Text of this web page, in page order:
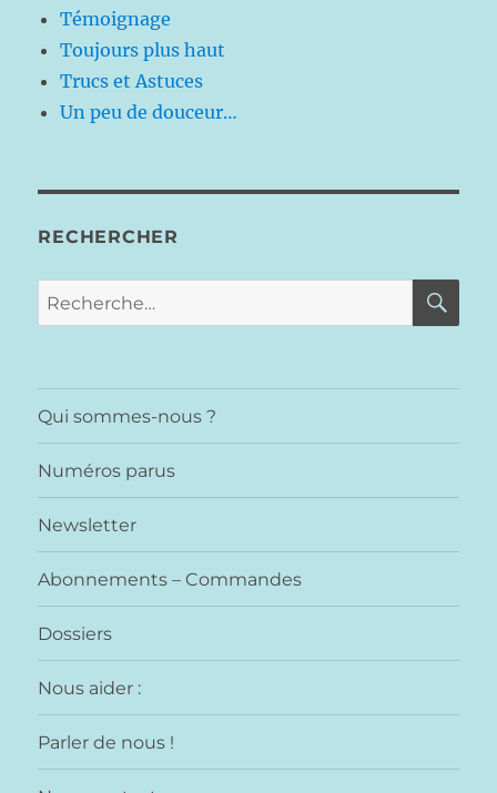
Témoignage
Toujours plus haut
Trucs et Astuces
Un peu de douceur…
RECHERCHER
Recherche
pour :
Qui sommes-nous ?
Numéros parus
Newsletter
Abonnements – Commandes
Dossiers
Nous aider :
Parler de nous !